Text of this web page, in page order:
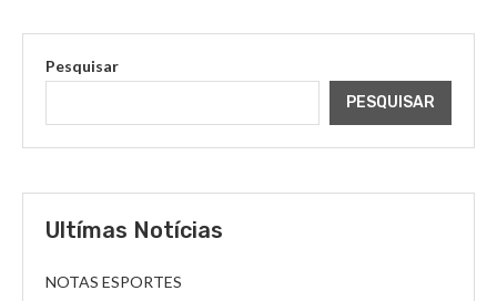
Pesquisar
PESQUISAR
Ultímas Notícias
NOTAS ESPORTES